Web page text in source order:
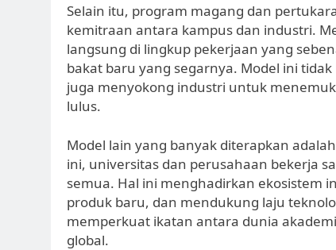
Selain itu, program magang dan
kemitraan antara kampus dan industri.
langsung di lingkup pekerjaan yang
bakat baru yang segarnya. Model ini
juga menyokong industri untuk
lulus.
Model lain yang banyak diterapkan
ini, universitas dan perusahaan bekerja
semua. Hal ini menghadirkan ekosistem
produk baru, dan mendukung laju
memperkuat ikatan antara dunia
global.